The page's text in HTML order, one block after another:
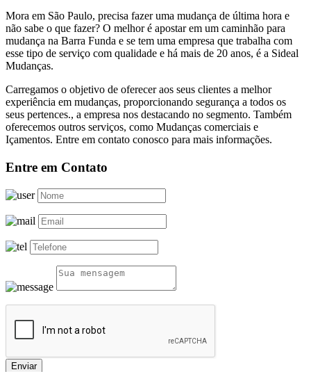
Mora em São Paulo, precisa fazer uma mudança de última hora e
não sabe o que fazer? O melhor é apostar em um caminhão para
mudança na Barra Funda e se tem uma empresa que trabalha com
esse tipo de serviço com qualidade e há mais de 20 anos, é a Sideal
Mudanças.
Carregamos o objetivo de oferecer aos seus clientes a melhor
experiência em mudanças, proporcionando segurança a todos os
seus pertences., a empresa nos destacando no segmento. Também
oferecemos outros serviços, como Mudanças comerciais e
Içamentos. Entre em contato conosco para mais informações.
Entre em Contato
Enviar